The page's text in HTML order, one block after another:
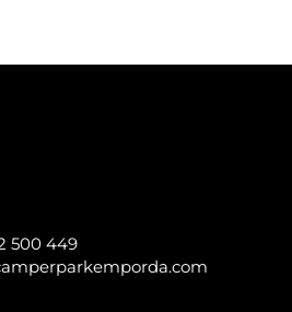
500 449